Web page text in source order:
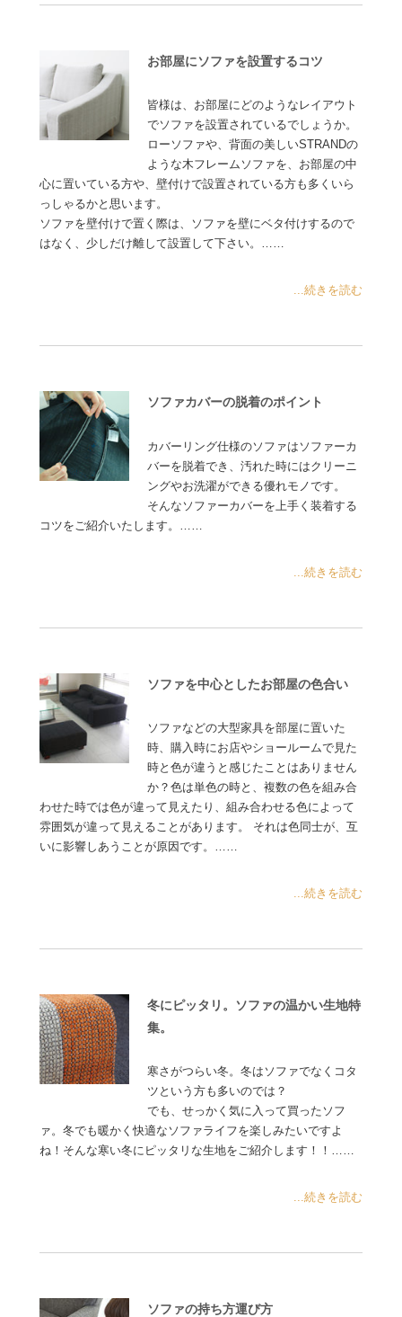
お部屋にソファを設置するコツ
皆様は、お部屋にどのようなレイアウト
でソファを設置されているでしょうか。
ローソファや、背面の美しいSTRANDの
ような木フレームソファを、お部屋の中
心に置いている方や、壁付けで設置されている方も多くいら
っしゃるかと思います。
ソファを壁付けで置く際は、ソファを壁にベタ付けするので
はなく、少しだけ離して設置して下さい。……
...続きを読む
ソファカバーの脱着のポイント
カバーリング仕様のソファはソファーカ
バーを脱着でき、汚れた時にはクリーニ
ングやお洗濯ができる優れモノです。
そんなソファーカバーを上手く装着する
コツをご紹介いたします。……
...続きを読む
ソファを中心としたお部屋の色合い
ソファなどの大型家具を部屋に置いた
時、購入時にお店やショールームで見た
時と色が違うと感じたことはありません
か？色は単色の時と、複数の色を組み合
わせた時では色が違って見えたり、組み合わせる色によって
雰囲気が違って見えることがあります。 それは色同士が、互
いに影響しあうことが原因です。……
...続きを読む
冬にピッタリ。ソファの温かい生地特
集。
寒さがつらい冬。冬はソファでなくコタ
ツという方も多いのでは？
でも、せっかく気に入って買ったソフ
ァ。冬でも暖かく快適なソファライフを楽しみたいですよ
ね！そんな寒い冬にピッタリな生地をご紹介します！！……
...続きを読む
ソファの持ち方運び方